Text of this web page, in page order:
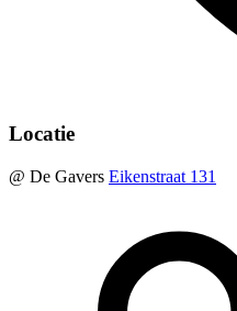
Locatie
@ De Gavers Eikenstraat 131